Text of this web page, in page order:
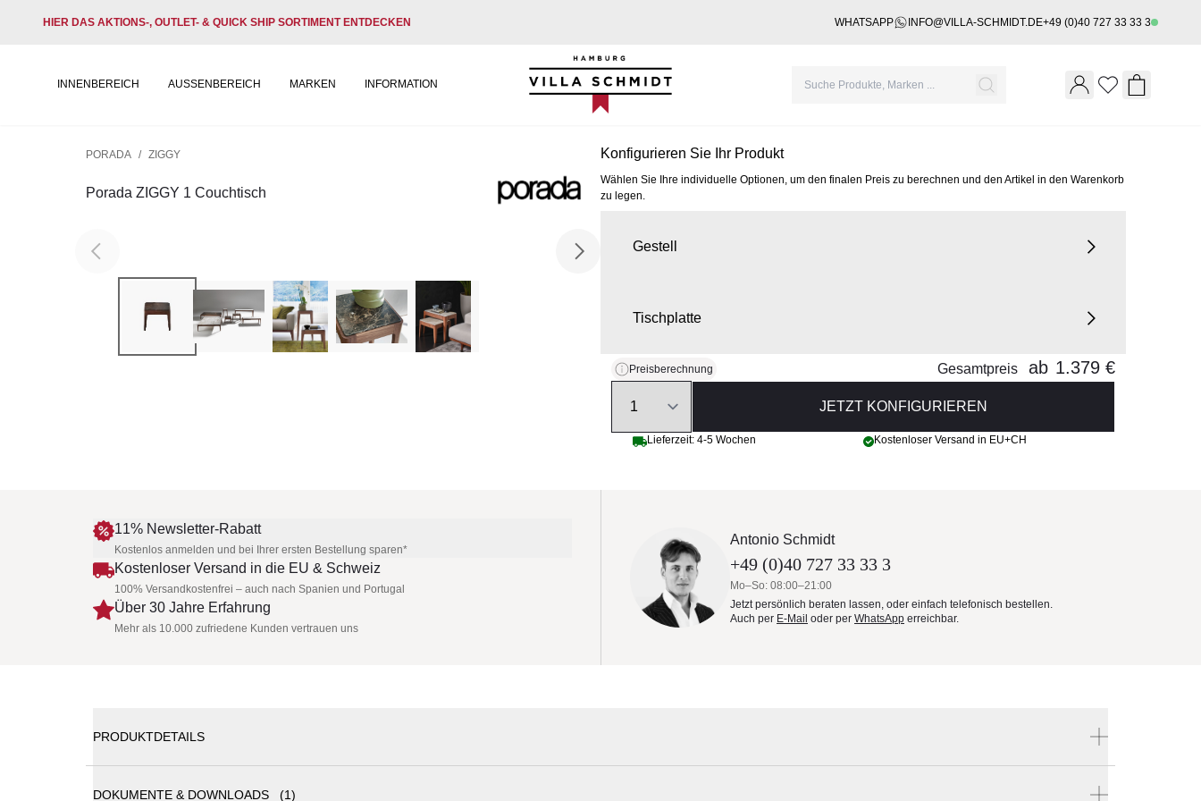
HIER DAS AKTIONS-, OUTLET- & QUICK SHIP SORTIMENT ENTDECKEN WHATSAPP INFO@VILLA-SCHMIDT.DE+49 (0)40 727 33 33 3
INNENBEREICH AUSSENBEREICH MARKEN INFORMATION
Villa Schmidt
Wishlist
PORADA / ZIGGY
Porada ZIGGY 1 Couchtisch
Konfigurieren Sie Ihr Produkt
Wählen Sie Ihre individuelle Optionen, um den finalen Preis zu berechnen und den Artikel in den Warenkorb
zu legen.
Gestell
Tischplatte
Preisberechnung Gesamtpreis ab 1.379 €
JETZT KONFIGURIEREN
Lieferzeit: 4-5 Wochen Kostenloser Versand in EU+CH
11% Newsletter-Rabatt
Kostenlos anmelden und bei Ihrer ersten Bestellung sparen*
Kostenloser Versand in die EU & Schweiz
100% Versandkostenfrei – auch nach Spanien und Portugal
Über 30 Jahre Erfahrung
Mehr als 10.000 zufriedene Kunden vertrauen uns
Antonio Schmidt
+49 (0)40 727 33 33 3
Mo–So: 08:00–21:00
Jetzt persönlich beraten lassen, oder einfach telefonisch bestellen.
Auch per E-Mail oder per WhatsApp erreichbar.
PRODUKTDETAILS
DOKUMENTE & DOWNLOADS (1)